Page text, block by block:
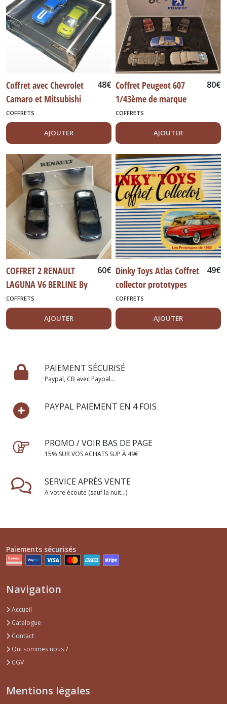
Coffret avec Chevrolet
Camaro et Mitsubishi
Lancer ‘Fast and
Furious’
48€
COFFRETS
AJOUTER
Coffret Peugeot 607
1/43ème de marque
Norev.
80€
COFFRETS
AJOUTER
COFFRET 2 RENAULT
LAGUNA V6 BERLINE By
Vitesse
60€
COFFRETS
AJOUTER
Dinky Toys Atlas Coffret
collector prototypes
années 1960 -
49€
COFFRETS
AJOUTER
PAIEMENT SÉCURISÉ
Paypal, CB avec Paypal...
PAYPAL PAIEMENT EN 4 FOIS
PROMO / VOIR BAS DE PAGE
15% SUR VOS ACHATS SUP À 49€
SERVICE APRÈS VENTE
A votre écoute (sauf la nuit...)
Paiements sécurisés
Navigation
Accueil
Catalogue
Contact
Qui sommes nous ?
CGV
Mentions légales